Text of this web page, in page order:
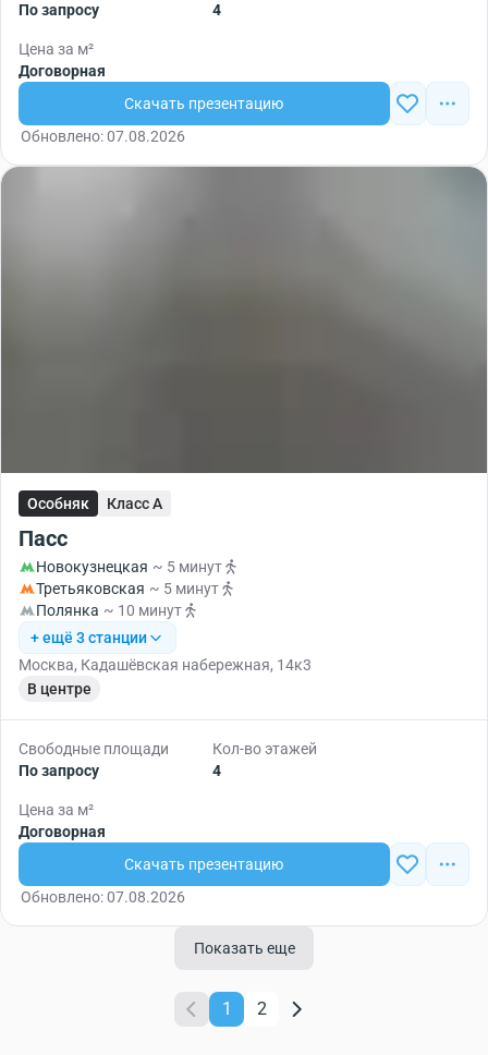
По запросу
4
Цена за м²
Договорная
Скачать презентацию
Обновлено: 07.08.2026
Особняк Класс A
Пасс
Новокузнецкая ~ 5 минут
Третьяковская ~ 5 минут
Полянка ~ 10 минут
+ ещё 3 станции
Москва, Кадашёвская набережная, 14к3
В центре
Свободные площади
По запросу
Кол-во этажей
4
Цена за м²
Договорная
Скачать презентацию
Обновлено: 07.08.2026
Показать еще
1 2